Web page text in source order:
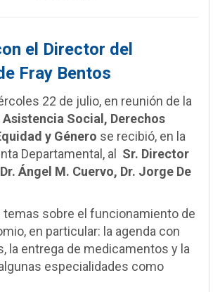
el Director del
Fray Bentos
22 de julio, en reunión de la
Social, Derechos
y Género se recibió, en la
Departamental, al Sr. Director
Ángel M. Cuervo, Dr. Jorge De
temas sobre el funcionamiento de
en particular: la agenda con
la entrega de medicamentos y la
especialidades como